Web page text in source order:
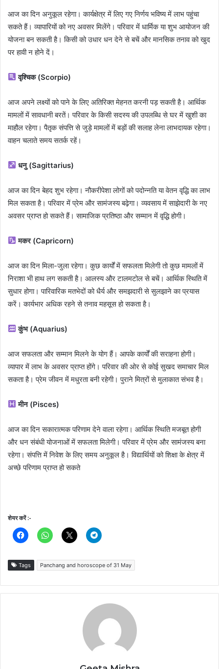
आज का दिन अनुकूल रहेगा। कार्यक्षेत्र में लिए गए निर्णय भविष्य में लाभ पहुंचा
सकते हैं। व्यापारियों को नए अवसर मिलेंगे। परिवार में धार्मिक या शुभ आयोजन की
योजना बन सकती है। किसी को उधार धन देने से बचें और मानसिक तनाव को खुद
पर हावी न होने दें।
वृश्चिक (Scorpio)
आज अपने लक्ष्यों को पाने के लिए अतिरिक्त मेहनत करनी पड़ सकती है। आर्थिक
मामलों में सावधानी बरतें। परिवार के किसी सदस्य की उपलब्धि से घर में खुशी का
माहौल रहेगा। पैतृक संपत्ति से जुड़े मामलों में बड़ों की सलाह लेना लाभदायक रहेगा।
वाहन चलाते समय सतर्क रहें।
धनु (Sagittarius)
आज का दिन बेहद शुभ रहेगा। नौकरीपेशा लोगों को पदोन्नति या वेतन वृद्धि का लाभ
मिल सकता है। परिवार में प्रेम और सामंजस्य बढ़ेगा। व्यवसाय में साझेदारी के नए
अवसर प्राप्त हो सकते हैं। सामाजिक प्रतिष्ठा और सम्मान में वृद्धि होगी।
मकर (Capricorn)
आज का दिन मिला-जुला रहेगा। कुछ कार्यों में सफलता मिलेगी तो कुछ मामलों में
निराशा भी हाथ लग सकती है। आलस्य और टालमटोल से बचें। आर्थिक स्थिति में
सुधार होगा। पारिवारिक मतभेदों को धैर्य और समझदारी से सुलझाने का प्रयास
करें। कार्यभार अधिक रहने से तनाव महसूस हो सकता है।
कुंभ (Aquarius)
आज सफलता और सम्मान मिलने के योग हैं। आपके कार्यों की सराहना होगी।
व्यापार में लाभ के अवसर प्राप्त होंगे। परिवार की ओर से कोई सुखद समाचार मिल
सकता है। प्रेम जीवन में मधुरता बनी रहेगी। पुराने मित्रों से मुलाकात संभव है।
मीन (Pisces)
आज का दिन सकारात्मक परिणाम देने वाला रहेगा। आर्थिक स्थिति मजबूत होगी
और धन संबंधी योजनाओं में सफलता मिलेगी। परिवार में प्रेम और सामंजस्य बना
रहेगा। संपत्ति में निवेश के लिए समय अनुकूल है। विद्यार्थियों को शिक्षा के क्षेत्र में
अच्छे परिणाम प्राप्त हो सकते
शेयर करें :-
Tags Panchang and horoscope of 31 May